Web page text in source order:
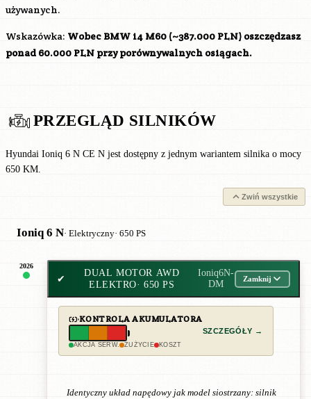
używanych.
Wskazówka: Wobec BMW i4 M60 (~387.000 PLN) oszczędzasz
ponad 60.000 PLN przy porównywalnych osiągach.
PRZEGLĄD SILNIKÓW
Hyundai Ioniq 6 N CE N jest dostępny z jednym wariantem silnika o mocy
650 KM.
Zwiń wszystkie
Ioniq 6 N· Elektryczny· 650 PS
2026
✔
DUAL MOTOR AWD
ELEKTRO· 650 PS
Ioniq6N-
DM
Zamknij
KONTROLA AKUMULATORA
AKCJA SERW. ZUŻYCIE KOSZT
SZCZEGÓŁY →
Identyczny układ napędowy jak model siostrzany: silnik